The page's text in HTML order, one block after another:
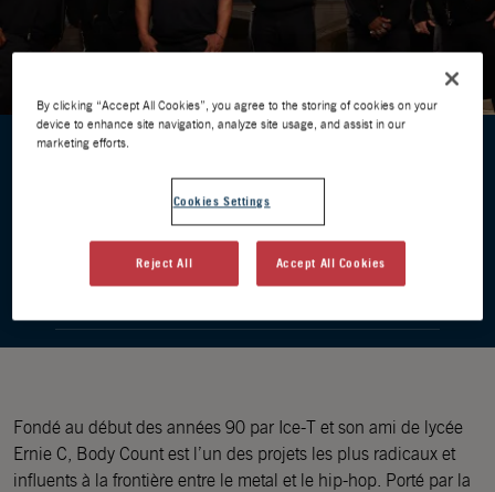
DATES DES ÉVÈNEMENTS
Cabaret Vert - Charleville Mézières
RÉSERVER
Fondé au début des années 90 par Ice-T et son ami de lycée
Ernie C, Body Count est l’un des projets les plus radicaux et
influents à la frontière entre le metal et le hip-hop. Porté par la
By clicking “Accept All Cookies”, you agree to the storing of cookies on your
device to enhance site navigation, analyze site usage, and assist in our
marketing efforts.
Cookies Settings
Reject All Accept All Cookies